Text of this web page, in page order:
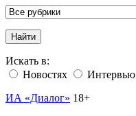
Найти
Искать в:
Новостях
Интервью
ИА «Диалог» 18+